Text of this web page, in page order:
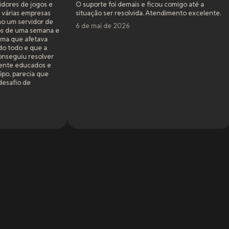
O suporte foi demais e ficou comigo até a
situação ser resolvida. Atendimento excelente.
6 de mai de 2026
Minha primeira
com Dune